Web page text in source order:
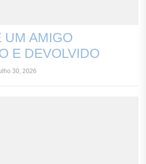
UM AMIGO
E DEVOLVIDO
30, 2026